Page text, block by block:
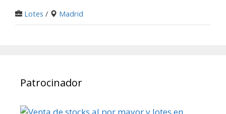
Lotes / Madrid
Patrocinador